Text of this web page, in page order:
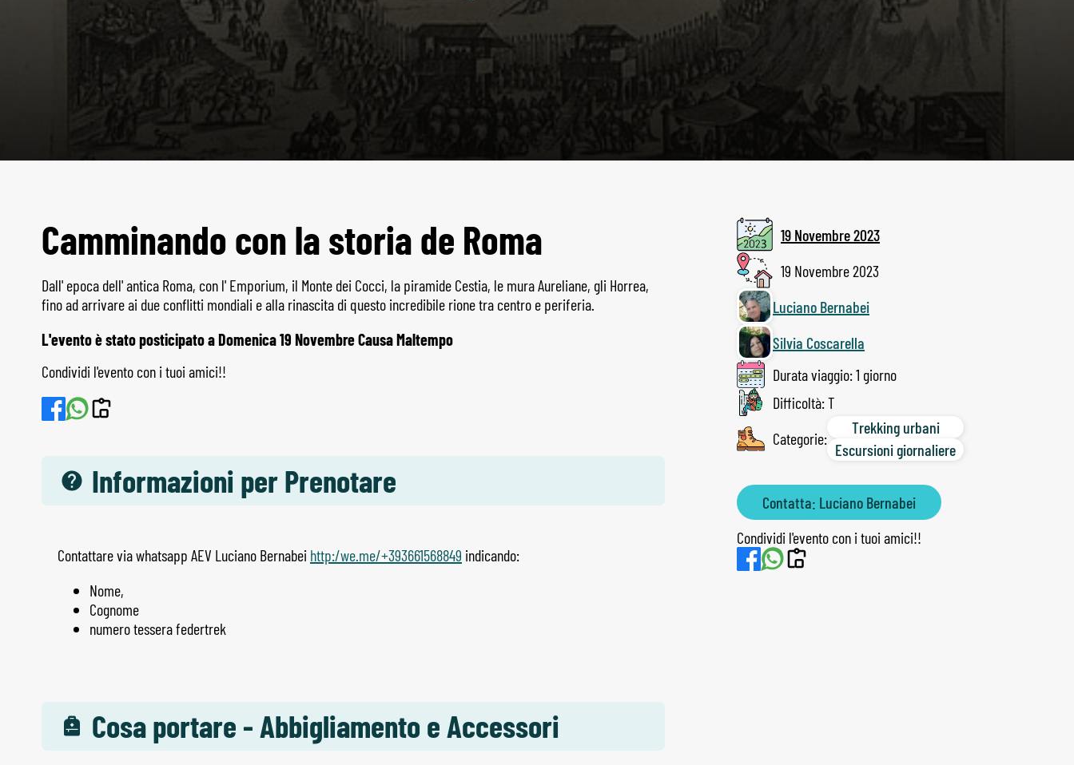
Camminando con la storia de Roma
Dall' epoca dell' antica Roma, con l' Emporium, il Monte dei Cocci, la piramide Cestia, le mura Aureliane, gli Horrea,
fino ad arrivare ai due conflitti mondiali e alla rinascita di questo incredibile rione tra centro e periferia.
L'evento è stato posticipato a Domenica 19 Novembre Causa Maltempo
Condividi l'evento con i tuoi amici!!
Informazioni per Prenotare
Contattare via whatsapp AEV Luciano Bernabei http:/we.me/+393661568849 indicando:
Nome,
Cognome
numero tessera federtrek
Cosa portare - Abbigliamento e Accessori
19 Novembre 2023
19 Novembre 2023
Luciano Bernabei
Silvia Coscarella
Durata viaggio: 1 giorno
Difficoltà: T
Categorie:
Trekking urbani
Escursioni giornaliere
Contatta: Luciano Bernabei
Condividi l'evento con i tuoi amici!!